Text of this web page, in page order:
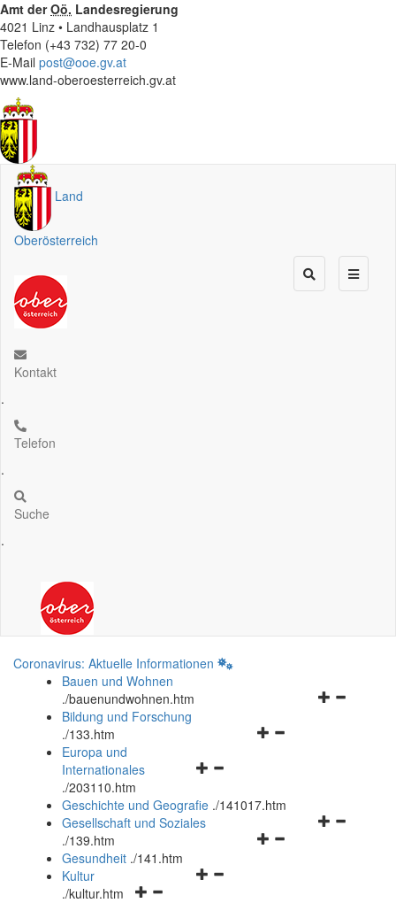
Amt derOö. Landesregierung
4021 Linz • Landhausplatz 1
Telefon (+43 732) 77 20-0
E-Mail post@ooe.gv.at
www.land-oberoesterreich.gv.at
Land
Oberösterreich
Kontakt
.
Telefon
.
Suche
.
Coronavirus: Aktuelle Informationen
Bauen und Wohnen
./bauenundwohnen.htm
Navigationsmenü
Bildung und Forschung
./133.htm
Navigationsmenü
und
schließen
Europa und
Internationales
./203110.htm
Geschichte und Geografie ./141017.htm
Navigationsmenü
Gesellschaft und Soziales
./139.htm
Navigationsmenü
Gesundheit ./141.htm
Navigationsmenü
Kultur
./kultur.htm